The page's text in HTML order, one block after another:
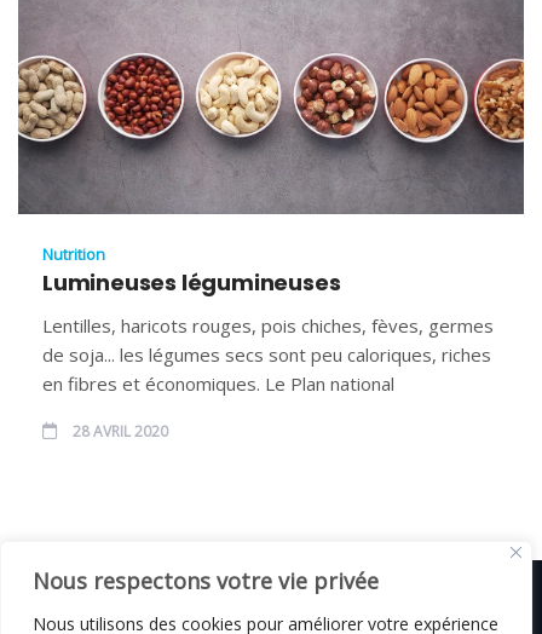
Nous respectons votre vie privée
Nous utilisons des cookies pour améliorer votre expérience
Nutrition
Lumineuses légumineuses
Lentilles, haricots rouges, pois chiches, fèves, germes
de soja... les légumes secs sont peu caloriques, riches
en fibres et économiques. Le Plan national
28 AVRIL 2020